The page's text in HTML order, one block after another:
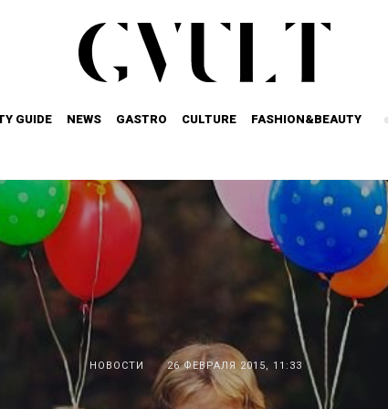
GUIDE NEWS GASTRO CULTURE FASHION&BEAUTY
НОВОСТИ 26 ФЕВРАЛЯ 2015, 11:33